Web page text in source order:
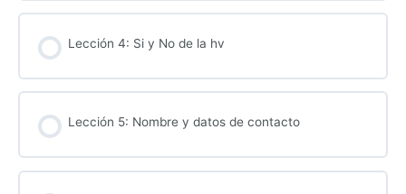
Lección 4: Si y No de la hv
Lección 5: Nombre y datos de contacto